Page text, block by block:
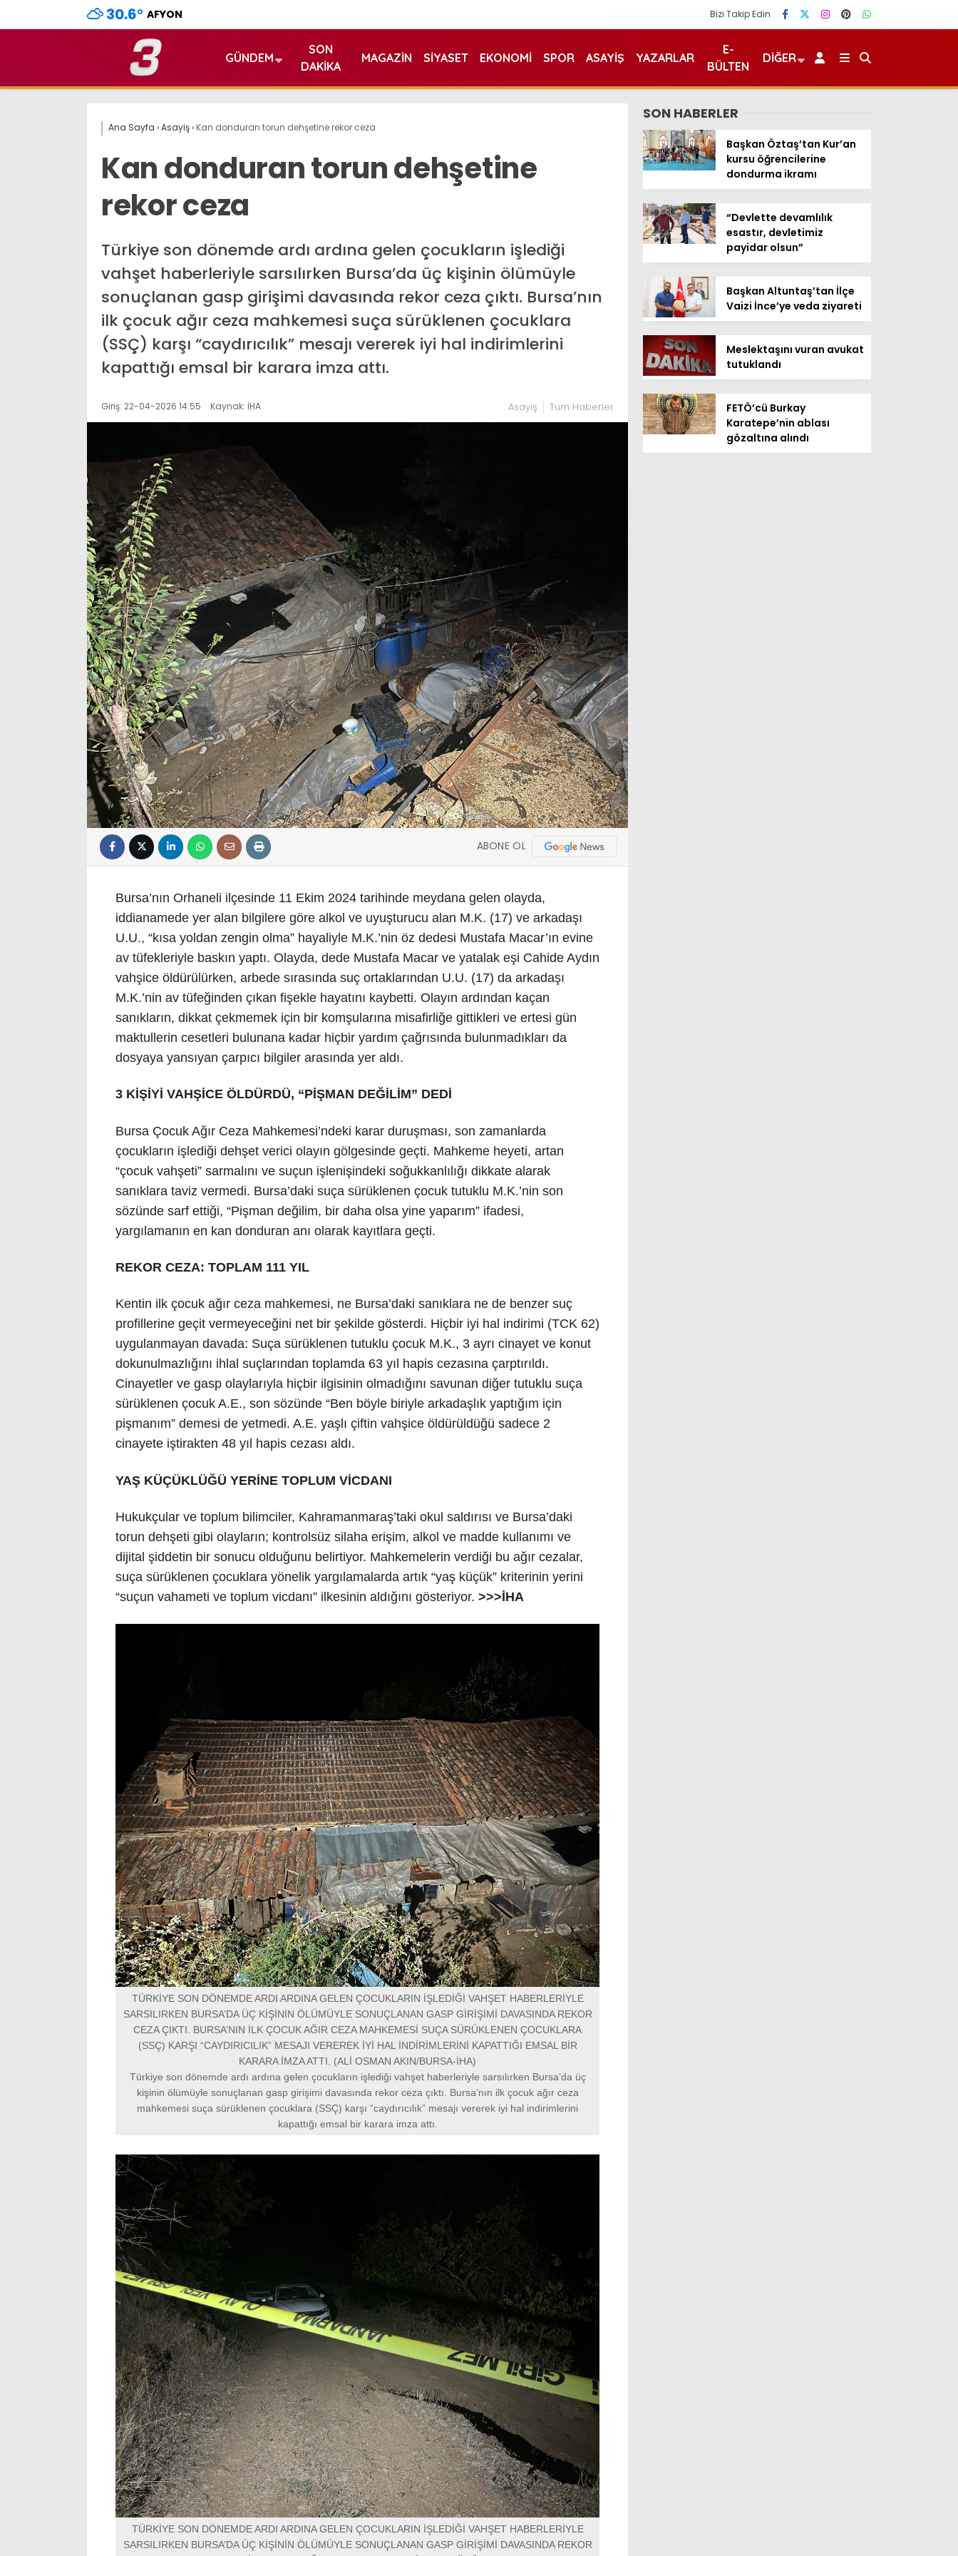
30.6° AFYON Bizi Takip Edin
GÜNDEM
SON
DAKIKA
MAGAZIN SIYASET EKONOMI SPOR ASAYIŞ YAZARLAR
E-
BÜLTEN
DIĞER
Ana Sayfa ›Asayiş› Kan donduran torun dehşetine rekor ceza
Kan donduran torun dehşetine
rekor ceza
Türkiye son dönemde ardı ardına gelen çocukların işlediği
vahşet haberleriyle sarsılırken Bursa’da üç kişinin ölümüyle
sonuçlanan gasp girişimi davasında rekor ceza çıktı. Bursa’nın
ilk çocuk ağır ceza mahkemesi suça sürüklenen çocuklara
(SSÇ) karşı “caydırıcılık” mesajı vererek iyi hal indirimlerini
kapattığı emsal bir karara imza attı.
Giriş: 22-04-2026 14:55 Kaynak: İHA Asayiş Tüm Haberler
ABONE OL
Bursa’nın Orhaneli ilçesinde 11 Ekim 2024 tarihinde meydana gelen olayda,
iddianamede yer alan bilgilere göre alkol ve uyuşturucu alan M.K. (17) ve arkadaşı
U.U., “kısa yoldan zengin olma” hayaliyle M.K.’nin öz dedesi Mustafa Macar’ın evine
av tüfekleriyle baskın yaptı. Olayda, dede Mustafa Macar ve yatalak eşi Cahide Aydın
vahşice öldürülürken, arbede sırasında suç ortaklarından U.U. (17) da arkadaşı
M.K.’nin av tüfeğinden çıkan fişekle hayatını kaybetti. Olayın ardından kaçan
sanıkların, dikkat çekmemek için bir komşularına misafirliğe gittikleri ve ertesi gün
maktullerin cesetleri bulunana kadar hiçbir yardım çağrısında bulunmadıkları da
dosyaya yansıyan çarpıcı bilgiler arasında yer aldı.
3 KİŞİYİ VAHŞİCE ÖLDÜRDÜ, “PİŞMAN DEĞİLİM” DEDİ
Bursa Çocuk Ağır Ceza Mahkemesi’ndeki karar duruşması, son zamanlarda
çocukların işlediği dehşet verici olayın gölgesinde geçti. Mahkeme heyeti, artan
“çocuk vahşeti” sarmalını ve suçun işlenişindeki soğukkanlılığı dikkate alarak
sanıklara taviz vermedi. Bursa’daki suça sürüklenen çocuk tutuklu M.K.’nin son
sözünde sarf ettiği, “Pişman değilim, bir daha olsa yine yaparım” ifadesi,
yargılamanın en kan donduran anı olarak kayıtlara geçti.
REKOR CEZA: TOPLAM 111 YIL
Kentin ilk çocuk ağır ceza mahkemesi, ne Bursa’daki sanıklara ne de benzer suç
profillerine geçit vermeyeceğini net bir şekilde gösterdi. Hiçbir iyi hal indirimi (TCK 62)
uygulanmayan davada: Suça sürüklenen tutuklu çocuk M.K., 3 ayrı cinayet ve konut
dokunulmazlığını ihlal suçlarından toplamda 63 yıl hapis cezasına çarptırıldı.
Cinayetler ve gasp olaylarıyla hiçbir ilgisinin olmadığını savunan diğer tutuklu suça
sürüklenen çocuk A.E., son sözünde “Ben böyle biriyle arkadaşlık yaptığım için
pişmanım” demesi de yetmedi. A.E. yaşlı çiftin vahşice öldürüldüğü sadece 2
cinayete iştirakten 48 yıl hapis cezası aldı.
YAŞ KÜÇÜKLÜĞÜ YERİNE TOPLUM VİCDANI
Hukukçular ve toplum bilimciler, Kahramanmaraş’taki okul saldırısı ve Bursa’daki
torun dehşeti gibi olayların; kontrolsüz silaha erişim, alkol ve madde kullanımı ve
dijital şiddetin bir sonucu olduğunu belirtiyor. Mahkemelerin verdiği bu ağır cezalar,
suça sürüklenen çocuklara yönelik yargılamalarda artık “yaş küçük” kriterinin yerini
“suçun vahameti ve toplum vicdanı” ilkesinin aldığını gösteriyor. >>>İHA
TÜRKİYE SON DÖNEMDE ARDI ARDINA GELEN ÇOCUKLARIN İŞLEDİĞİ VAHŞET HABERLERİYLE
SARSILIRKEN BURSA’DA ÜÇ KİŞİNİN ÖLÜMÜYLE SONUÇLANAN GASP GİRİŞİMİ DAVASINDA REKOR
CEZA ÇIKTI. BURSA’NIN İLK ÇOCUK AĞIR CEZA MAHKEMESİ SUÇA SÜRÜKLENEN ÇOCUKLARA
(SSÇ) KARŞI “CAYDIRICILIK” MESAJI VEREREK İYİ HAL İNDİRİMLERİNİ KAPATTIĞI EMSAL BİR
KARARA İMZA ATTI. (ALİ OSMAN AKIN/BURSA-İHA)
Türkiye son dönemde ardı ardına gelen çocukların işlediği vahşet haberleriyle sarsılırken Bursa’da üç
kişinin ölümüyle sonuçlanan gasp girişimi davasında rekor ceza çıktı. Bursa’nın ilk çocuk ağır ceza
mahkemesi suça sürüklenen çocuklara (SSÇ) karşı “caydırıcılık” mesajı vererek iyi hal indirimlerini
kapattığı emsal bir karara imza attı.
TÜRKİYE SON DÖNEMDE ARDI ARDINA GELEN ÇOCUKLARIN İŞLEDİĞİ VAHŞET HABERLERİYLE
SARSILIRKEN BURSA’DA ÜÇ KİŞİNİN ÖLÜMÜYLE SONUÇLANAN GASP GİRİŞİMİ DAVASINDA REKOR
SON HABERLER
Başkan Öztaş’tan Kur’an
kursu öğrencilerine
dondurma ikramı
“Devlette devamlılık
esastır, devletimiz
payidar olsun”
Başkan Altuntaş’tan İlçe
Vaizi İnce’ye veda ziyareti
Meslektaşını vuran avukat
tutuklandı
FETÖ’cü Burkay
Karatepe’nin ablası
gözaltına alındı